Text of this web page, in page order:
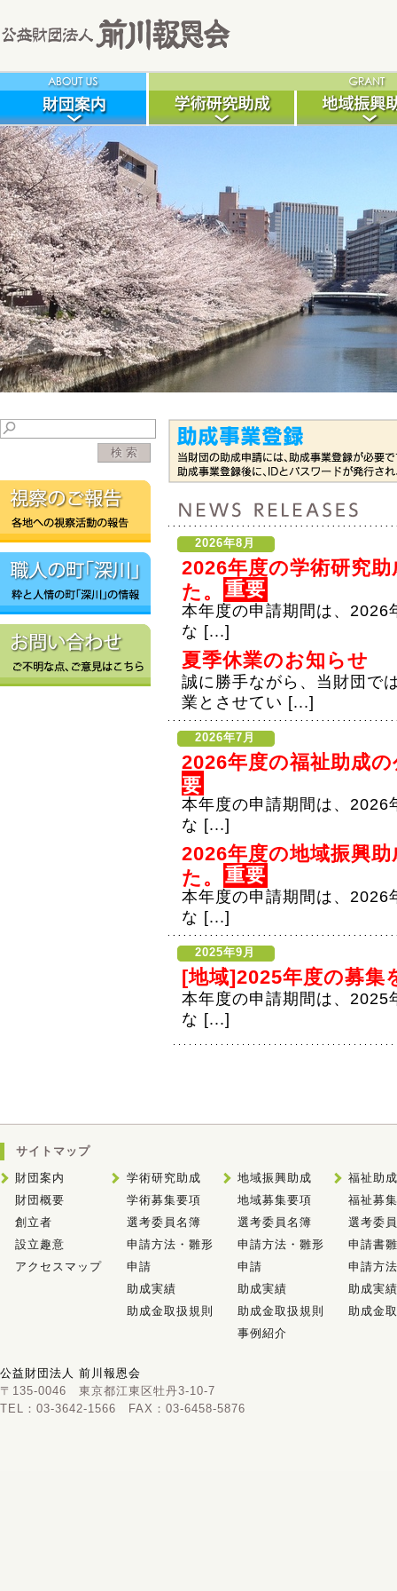
2026年8月
2026年度の学術研究
た。 重要
本年度の申請期間は、
な [...]
夏季休業のお知らせ
誠に勝手ながら、当財団で
業とさせてい [...]
2026年7月
2026年度の福祉助成
要
本年度の申請期間は、
な [...]
2026年度の地域振興
た。 重要
本年度の申請期間は、
な [...]
2025年9月
[地域]2025年度の募集
本年度の申請期間は、
な [...]
サイトマップ
財団案内
財団概要
創立者
設立趣意
アクセスマップ
学術研究助成
学術募集要項
選考委員名簿
申請方法・雛形
申請
助成実績
助成金取扱規則
地域振興助成
地域募集要項
選考委員名簿
申請方法・雛形
申請
助成実績
助成金取扱規則
事例紹介
福祉助
福祉募
選考委
申請書
申請方
助成実
助成金
公益財団法人 前川報恩会
〒135-0046 東京都江東区牡丹3-10-7
TEL：03-3642-1566 FAX：03-6458-5876